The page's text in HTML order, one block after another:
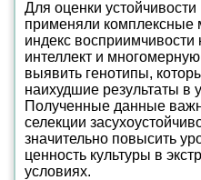
Для оценки устойчивости
применяли комплексные
индекс восприимчивости
интеллект и
выявить генотипы,
наихудшие результаты в
Полученные данные
селекции
значительно повысить
ценность культуры в
условиях.